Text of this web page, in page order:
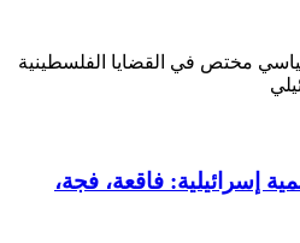
مختص في القضايا الفلسطينية
إسرائيلية: فاقعة، فجة،